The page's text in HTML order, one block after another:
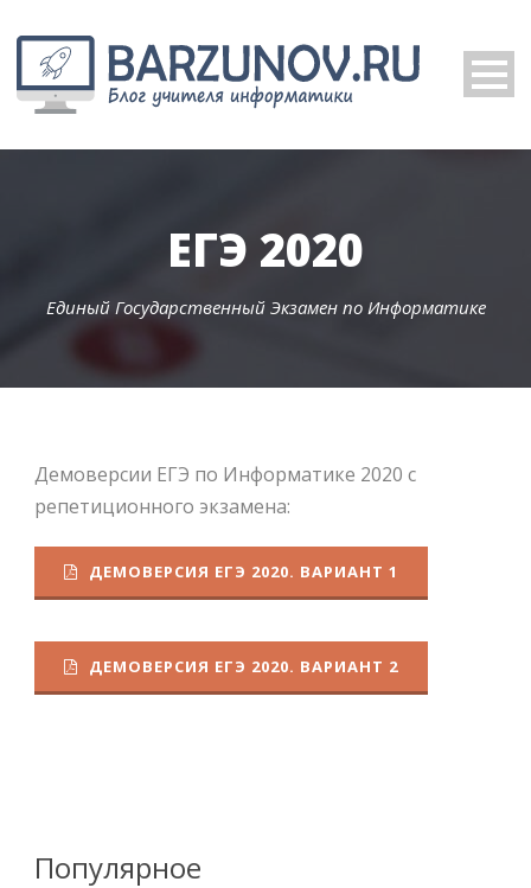
ЕГЭ 2020
Единый Государственный Экзамен по Информатике
Демоверсии ЕГЭ по Информатике 2020 с
репетиционного экзамена:
ДЕМОВЕРСИЯ ЕГЭ 2020. ВАРИАНТ 1
ДЕМОВЕРСИЯ ЕГЭ 2020. ВАРИАНТ 2
Популярное